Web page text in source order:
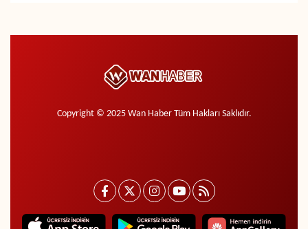
Copyright © 2025 Wan Haber Tüm Hakları Saklıdır.